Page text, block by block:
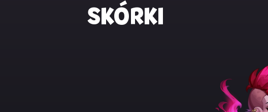
Wiele dusz, z którymi Lyria
historię, ale wszystkie chcą
SKÓRKI